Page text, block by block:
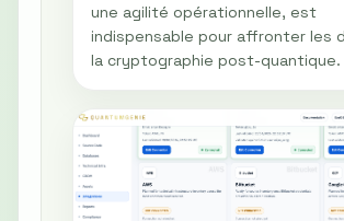
une agilité opérationnelle, est
indispensable pour affronter les
la cryptographie post-quantique.